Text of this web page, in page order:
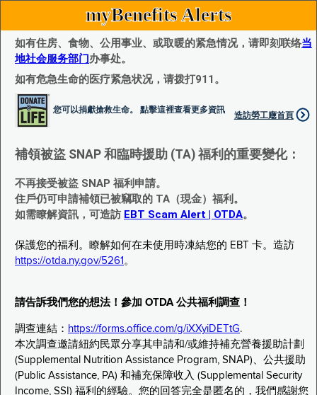
myBenefits Alerts
如有住房、食物、公用事业、或取暖的紧急情况，请即刻联络当
地社会服务部门办事处。
如有危急生命的医疗紧急状况，请拨打911。
您可以捐獻搶救生命。 點擊這裡查看更多資訊
造訪勞工廰首頁
補領被盜 SNAP 和臨時援助 (TA) 福利的重要變化：
不再接受被盜 SNAP 福利申請。
住戶仍可申請補領已被竊取的 TA（現金）福利。
如需瞭解資訊，可造訪 EBT Scam Alert | OTDA。
保護您的福利。瞭解如何在未使用時凍結您的 EBT 卡。造訪
https://otda.ny.gov/5261 。
請告訴我們您的想法！參加 OTDA 公共福利調查！
調查連結： https://forms.office.com/g/iXXyiDETtG.
本次調查邀請紐約民眾分享其申請和/或維持補充營養援助計劃
(Supplemental Nutrition Assistance Program, SNAP)、公共援助
(Public Assistance, PA) 和補充保障收入 (Supplemental Security
Income, SSI) 福利的經驗。您的回答完全是匿名的，我們感謝您